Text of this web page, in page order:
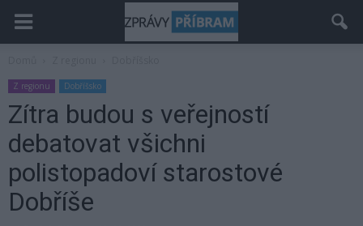
Z regionu Dobříšsko
Zítra budou s veřejností
debatovat všichni
polistopadoví starostové
Dobříše